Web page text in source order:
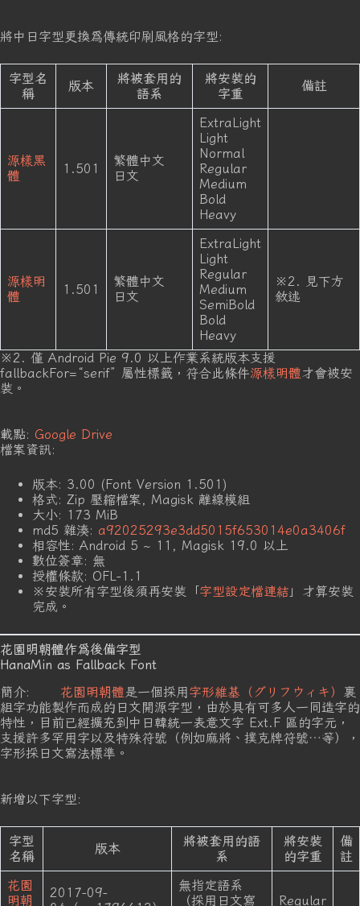
將中日字型更換爲傳統印刷風格的字型:
字型名
稱
版本
將被套用的
語系
將安裝的
字重
備註
源樣黑
體
1.501
繁體中文
日文
ExtraLight
Light
Normal
Regular
Medium
Bold
Heavy
源樣明
體
1.501
繁體中文
日文
ExtraLight
Light
Regular
Medium
SemiBold
Bold
Heavy
※2. 見下方
敘述
※2. 僅 Android Pie 9.0 以上作業系統版本支援
fallbackFor=“serif” 屬性標籤，符合此條件源樣明體才會被安
裝。
載點: Google Drive
檔案資訊:
版本: 3.00 (Font Version 1.501)
格式: Zip 壓縮檔案, Magisk 離線模組
大小: 173 MiB
md5 雜湊: a92025293e3dd5015f653014e0a3406f
相容性: Android 5 ~ 11, Magisk 19.0 以上
數位簽章: 無
授權條款: OFL-1.1
※安裝所有字型後須再安裝「 字型設定檔連結 」才算安裝
完成。
花園明朝體作爲後備字型
HanaMin as Fallback Font
簡介: 花園明朝體是一個採用 字形維基（グリフウィキ） 裏
組字功能製作而成的日文開源字型，由於具有可多人一同造字的
特性，目前已經擴充到中日韓統一表意文字 Ext.F 區的字元，
支援許多罕用字以及特殊符號（例如麻將、撲克牌符號…等），
字形採日文寫法標準。
新增以下字型:
字型
名稱
版本
將被套用的語
系
將安裝
的字重
備
註
花園
明朝
2017-09-
無指定語系
（採用日文寫
Regular